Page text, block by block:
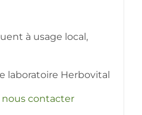
à usage local,
laboratoire Herbovital
nous contacter